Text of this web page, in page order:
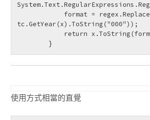
format =
tc.GetYear(x).ToString("000"));
return
使用方式相當的直覺